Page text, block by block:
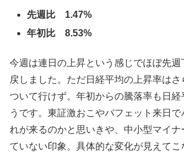
先週比 1.47%
年初比 8.53%
今週は連日の上昇という感じでほぼ先週
戻しました。ただ日経平均の上昇率はさ
ついて行けず。年初からの騰落率も日経
うです。東証激おこやバフェット来日
れが来るのかと思いきや、中小型マイ
ていない印象。具体的な変化が見えてこ